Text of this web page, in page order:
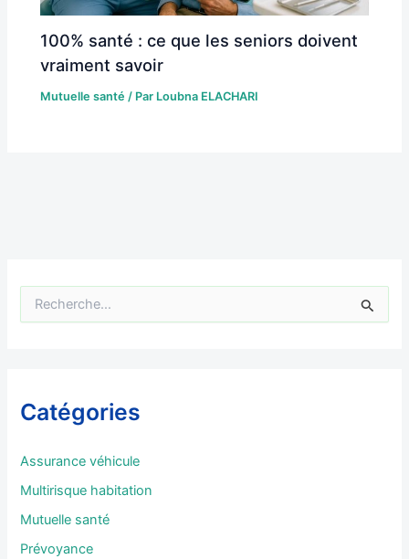
100% santé : ce que les seniors doivent
vraiment savoir
Mutuelle santé / Par Loubna ELACHARI
e
c
r
Catégories
Assurance véhicule
Multirisque habitation
Mutuelle santé
Prévoyance